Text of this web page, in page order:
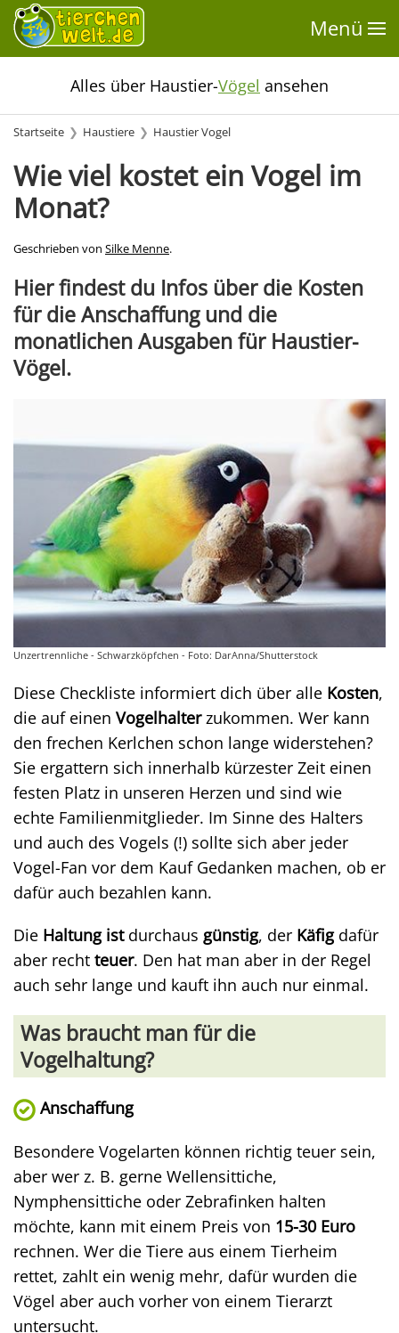
Menü
Alles über Haustier-Vögel ansehen
Startseite Haustiere Haustier Vogel
Wie viel kostet ein Vogel im
Monat?
Geschrieben von Silke Menne.
Hier findest du Infos über die Kosten
für die Anschaffung und die
monatlichen Ausgaben für Haustier-
Vögel.
Unzertrennliche - Schwarzköpfchen - Foto: DarAnna/Shutterstock
Diese Checkliste informiert dich über alle Kosten,
die auf einen Vogelhalterzukommen. Wer kann
den frechen Kerlchen schon lange widerstehen?
Sie ergattern sich innerhalb kürzester Zeit einen
festen Platz in unseren Herzen und sind wie
echte Familienmitglieder. Im Sinne des Halters
und auch des Vogels (!) sollte sich aber jeder
Vogel-Fan vor dem Kauf Gedanken machen, ob er
dafür auch bezahlen kann.
Die Haltung istdurchaus günstig, der Käfig dafür
aber recht teuer. Den hat man aber in der Regel
auch sehr lange und kauft ihn auch nur einmal.
Was braucht man für die
Vogelhaltung?
Anschaffung
Besondere Vogelarten können richtig teuer sein,
aber wer z. B. gerne Wellensittiche,
Nymphensittiche oder Zebrafinken halten
möchte, kann mit einem Preis von 15-30 Euro
rechnen. Wer die Tiere aus einem Tierheim
rettet, zahlt ein wenig mehr, dafür wurden die
Vögel aber auch vorher von einem Tierarzt
untersucht.